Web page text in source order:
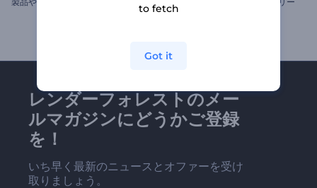
レンダーフォレストのメー
ルマガジンにどうかご登録
を！
いち早く最新のニュースとオファーを受け
取りましょう。
to fetch
Got it